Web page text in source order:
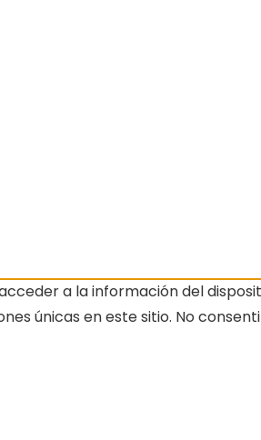
a la información del
únicas en este sitio. No